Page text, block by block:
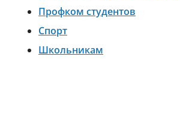
Профком студентов
Спорт
Школьникам